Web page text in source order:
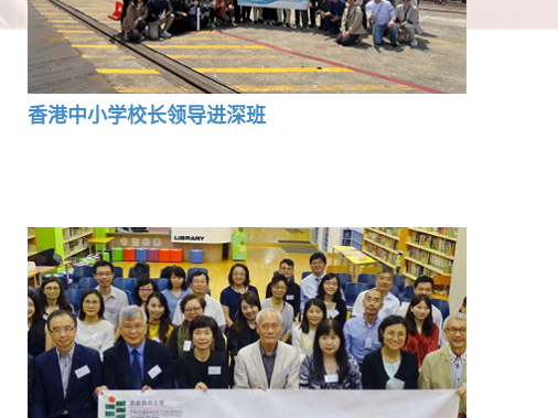
香港中小学校长领导进深班